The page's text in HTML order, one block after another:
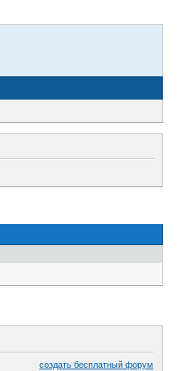
создать бесплатный форум